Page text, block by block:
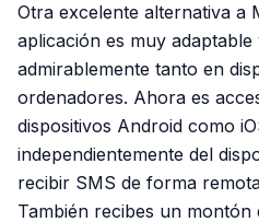
Otra excelente alternativa a
aplicación es muy
admirablemente tanto en
ordenadores. Ahora es
dispositivos Android como
independientemente del
recibir SMS de forma
También recibes un montón